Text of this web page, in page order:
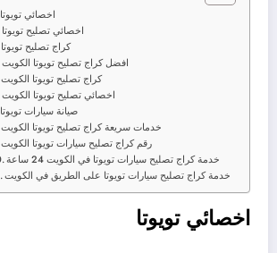
اخصائي تويوتا
اخصائي تصليح تويوتا
كراج تصليح تويوتا
افضل كراج تصليح تويوتا الكويت
كراج تصليح تويوتا الكويت
اخصائي تصليح تويوتا الكويت
صيانة سيارات تويوتا
خدمات سريعة كراج تصليح تويوتا الكويت
رقم كراج تصليح سيارات تويوتا الكويت
خدمة كراج تصليح سيارات تويوتا في الكويت 24 ساعة
خدمة كراج تصليح سيارات تويوتا على الطريق في الكويت
اخصائي تويوتا